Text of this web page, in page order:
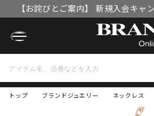
【お詫びとご案内】 新規入会キャ
OFFクーポン」付与漏れ
トップ ブランドジュエリー ネックレス